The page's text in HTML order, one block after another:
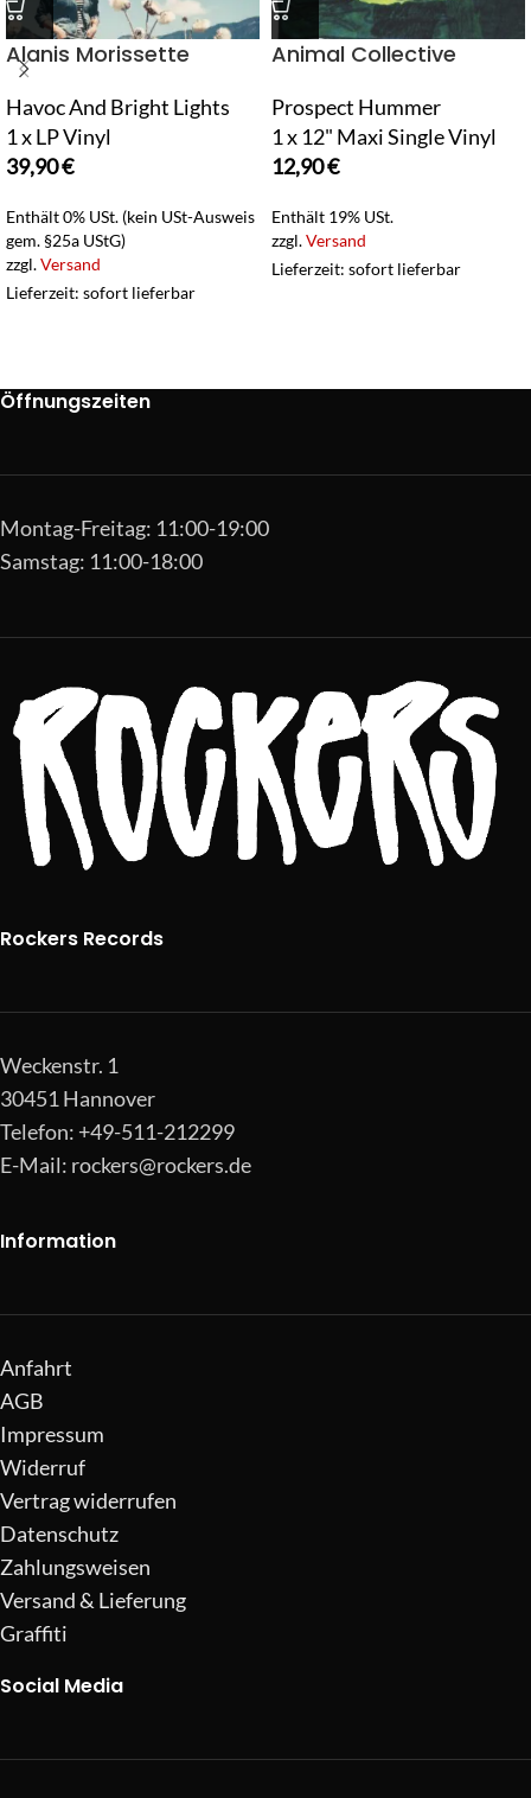
Alanis Morissette
Havoc And Bright Lights
1 x LP Vinyl
39,90€
Enthält 0% USt. (kein USt-Ausweis
gem. §25a UStG)
zzgl.Versand
Lieferzeit: sofort lieferbar
Animal Collective
Prospect Hummer
1 x 12" Maxi Single Vinyl
12,90€
Enthält 19% USt.
zzgl.Versand
Lieferzeit: sofort lieferbar
Öffnungszeiten
Montag-Freitag: 11:00-19:00
Samstag: 11:00-18:00
Rockers Records
Weckenstr. 1
30451 Hannover
Telefon: +49-511-212299
E-Mail: rockers@rockers.de
Information
Anfahrt
AGB
Impressum
Widerruf
Vertrag widerrufen
Datenschutz
Zahlungsweisen
Versand & Lieferung
Graffiti
Social Media